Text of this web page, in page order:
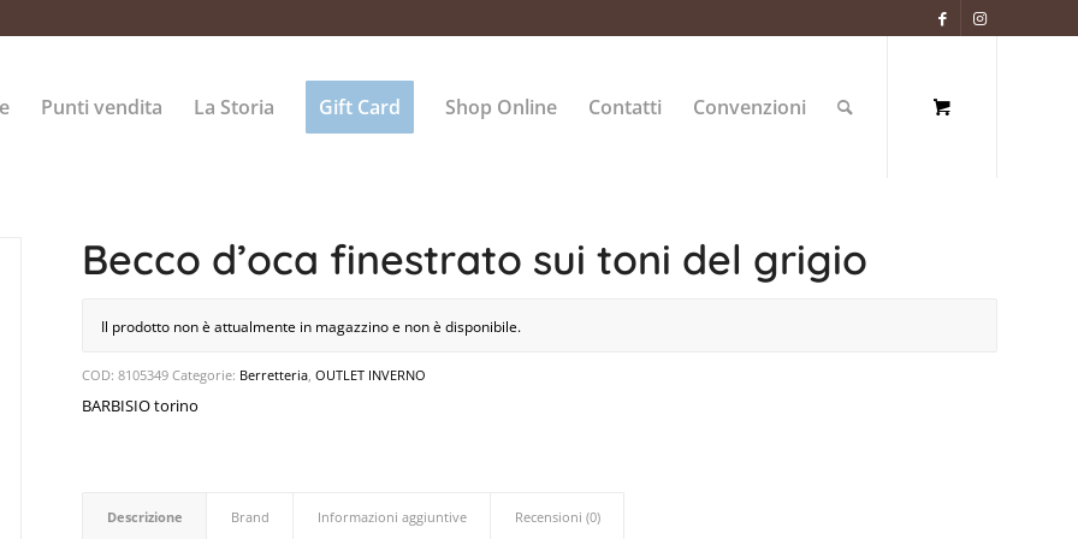
Punti vendita La Storia Gift Card Shop Online Contatti Convenzioni
Becco d’oca finestrato sui toni del grigio
Il prodotto non è attualmente in magazzino e non è disponibile.
COD:8105349 Categorie: Berretteria,OUTLET INVERNO
BARBISIO torino
Descrizione Brand Informazioni aggiuntive Recensioni (0)